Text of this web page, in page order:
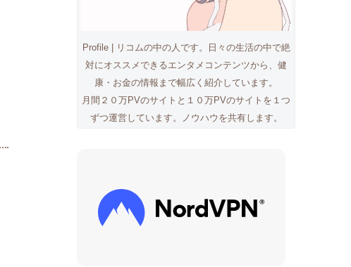
Profile | リコムの中の人です。日々の生活の中で絶
対にオススメできるエンタメコンテンツから、健
康・お金の情報まで幅広く紹介しています。
月間２０万PVのサイトと１０万PVのサイトを１つ
ずつ運営しています。ノウハウを共有します。